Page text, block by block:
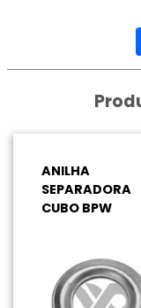
ANILHA
SEPARADORA
CUBO BPW